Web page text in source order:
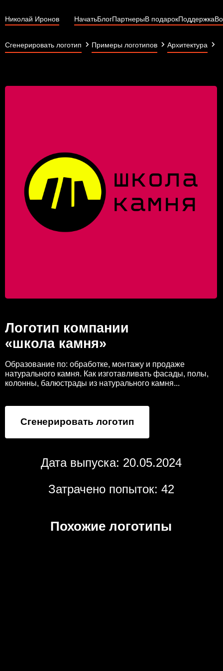
Николай Иронов НачатьБлогПартнерыВ подарокПоддержка
Сгенерировать логотип Примеры логотипов Архитектура
Логотип компании
«школа камня»
Образование по: обработке, монтажу и продаже
натурального камня. Как изготавливать фасады, полы,
колонны, балюстрады из натурального камня...
Сгенерировать логотип
Дата выпуска: 20.05.2024
Затрачено попыток: 42
Похожие логотипы